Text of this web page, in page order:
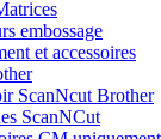
embossage
et accessoires
ScanNcut Brother
ScanNCut